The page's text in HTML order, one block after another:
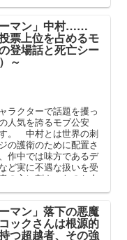
ーマン」中村……
票上位を占めるモ
登場話と死亡シー
～
ラクターで話題を攫っ
人気を誇るモブ公安
す。 中村とは世界の刺
護衛のために配置さ
作中では味方であるデ
ど実に不遇な扱いを受
心に刺さったのか人
マン」落下の悪魔
ックさんは根源的
つ超越者、その強